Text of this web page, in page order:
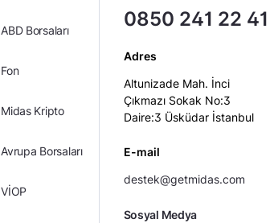
ABD Borsaları
Fon
Midas Kripto
Avrupa Borsaları
VİOP
0850 241 22 41
Adres
Altunizade Mah. İnci
Çıkmazı Sokak No:3
Daire:3 Üsküdar İstanbul
E-mail
destek@getmidas.com
Sosyal Medya